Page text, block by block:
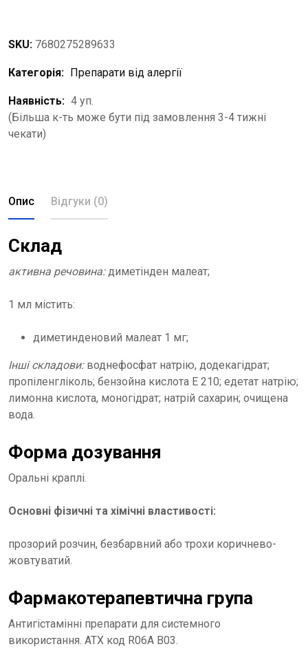
SKU: 7680275289633
Категорія: Препарати від алергії
Наявність: 4 уп.
(Більша к-ть може бути під замовлення 3-4 тижні
чекати)
Опис Відгуки (0)
Склад
активна речовина:диметінден малеат;
1 мл містить:
диметинденовий малеат 1 мг;
Інші складови:воднефосфат натрію, додекагідрат;
пропіленгліколь; бензойна кислота E 210; едетат натрію;
лимонна кислота, моногідрат; натрій сахарин; очищена
вода.
Форма дозування
Оральні краплі.
Основні фізичні та хімічні властивості:
прозорий розчин, безбарвний або трохи коричнево-
жовтуватий.
Фармакотерапевтична група
Антигістамінні препарати для системного
використання. ATX код R06A B03.